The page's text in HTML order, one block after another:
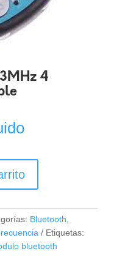
4
Bluetooth,
Etiquetas:
bluetooth